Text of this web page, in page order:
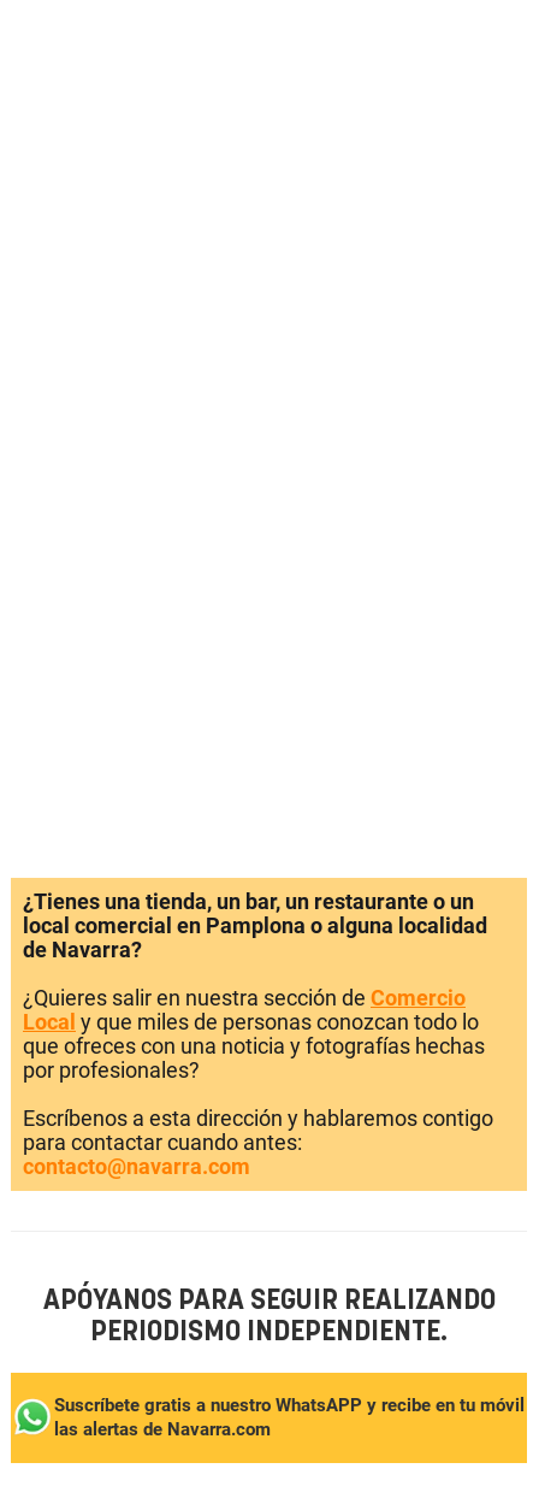
¿Tienes una tienda, un bar, un restaurante o un
local comercial en Pamplona o alguna localidad
de Navarra?
¿Quieres salir en nuestra sección de Comercio
Local y que miles de personas conozcan todo lo
que ofreces con una noticia y fotografías hechas
por profesionales?
Escríbenos a esta dirección y hablaremos contigo
para contactar cuando antes:
contacto@navarra.com
APÓYANOS PARA SEGUIR REALIZANDO
PERIODISMO INDEPENDIENTE.
Suscríbete gratis a nuestro WhatsAPP y recibe en tu móvil
las alertas de Navarra.com